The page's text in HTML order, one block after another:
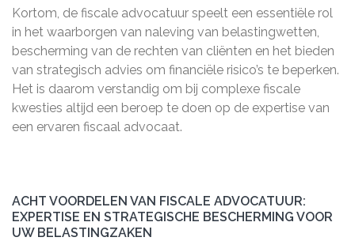
Kortom, de fiscale advocatuur speelt een essentiële rol
in het waarborgen van naleving van belastingwetten,
bescherming van de rechten van cliënten en het bieden
van strategisch advies om financiële risico’s te beperken.
Het is daarom verstandig om bij complexe fiscale
kwesties altijd een beroep te doen op de expertise van
een ervaren fiscaal advocaat.
ACHT VOORDELEN VAN FISCALE ADVOCATUUR:
EXPERTISE EN STRATEGISCHE BESCHERMING VOOR
UW BELASTINGZAKEN